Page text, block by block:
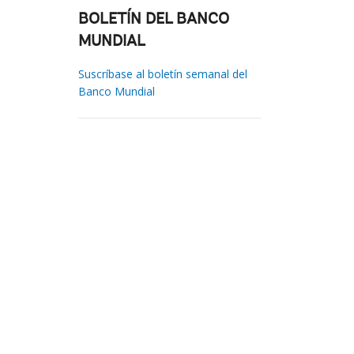
BOLETÍN DEL BANCO
MUNDIAL
Suscríbase al boletín semanal del
Banco Mundial